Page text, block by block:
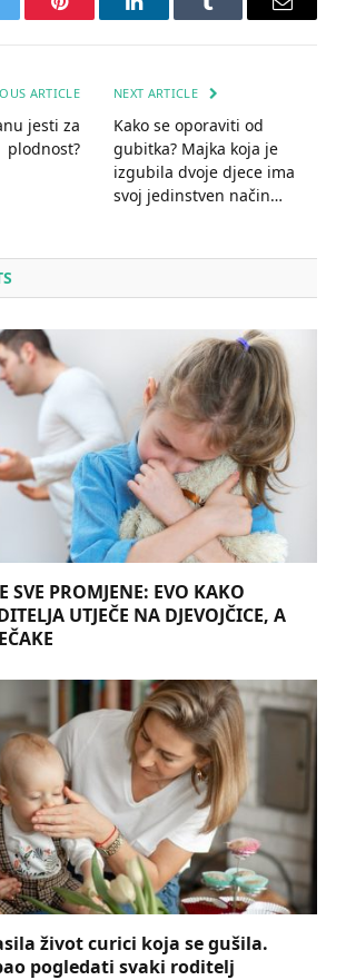
Pinterest LinkedInTumblr Email
ARTICLE
jesti za
plodnost?
NEXT ARTICLE
Kako se oporaviti od
gubitka? Majka koja je
izgubila dvoje djece ima
svoj jedinstven način…
SVE PROMJENE: EVO KAKO
UTJEČE NA DJEVOJČICE, A
život curici koja se gušila.
pogledati svaki roditelj